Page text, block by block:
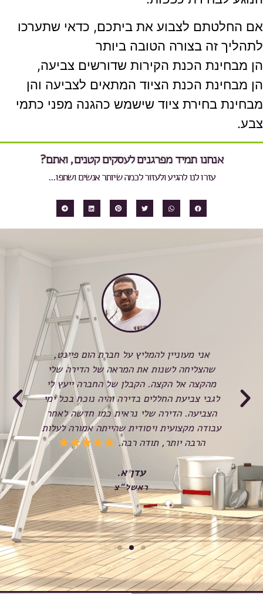
אם החלטתם לצבוע את ביתכם, כדאי שתערכו
לתהליך זה בצורה הטובה ביותר
הן מבחינת הכנת הקירות שדורשים צביעה,
הן מבחינת הכנת הציוד המתאים לצביעה והן
מבחינת בחירת ציוד שישמש כהגנה מפני כתמי
צבע.
אנחנו תמיד מפרגנים לעסקים קטנים, ואתם?
עזרו לנו להגיע ולעזור לכמה שיותר אנשים ושתפו...
אני מעוניין להמליץ על חברת הום פיינט,
שהצליחה לשנות את המראה של הדירה שלי
מהקצה אל הקצה. הקבלן של החברה ייעץ לי
לגבי צביעת החללים בדירה והיה נוכח בכל ימי
הצביעה. הדירה שלי נראית כמו חדשה לאחר
עבודה מקצועית ויסודית שהייתה אמורה לעלות
הרבה יותר, תודה רבה.
עדן א.
ראשל"צ